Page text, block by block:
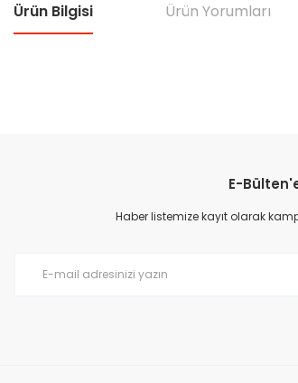
Ürün Bilgisi Ürün Yorumları
Ürün resmi kalitesiz, bozuk veya
Ürün açıklamasında eksik bilgiler bulunuyor.
E-
Haber listemize kayıt olarak